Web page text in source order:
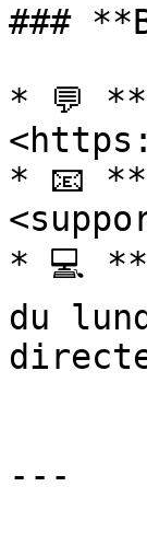
###
* 💬
* 📧
* 💻
du
---